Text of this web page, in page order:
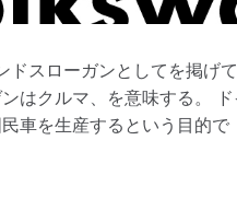
ドスローガンとしてを掲げ
はクルマ、を意味する。
車を生産するという目的